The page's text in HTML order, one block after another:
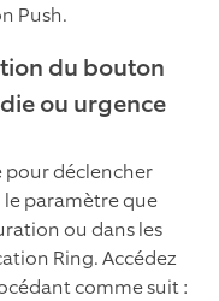
Push.
du bouton
ou urgence
pour déclencher
paramètre que
ou dans les
Ring. Accédez
comme suit :